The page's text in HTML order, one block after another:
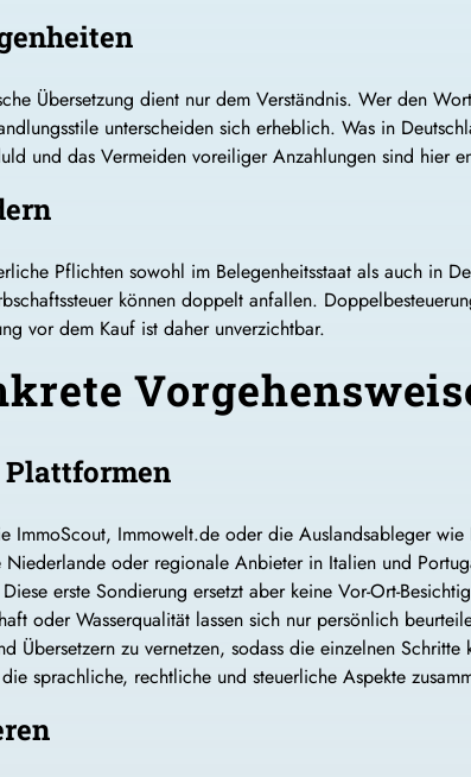
Übersetzung dient nur dem Verständnis. Wer den
unterscheiden sich erheblich. Was in
und das Vermeiden voreiliger Anzahlungen sind hier
Pflichten sowohl im Belegenheitsstaat als auch in
können doppelt anfallen.
vor dem Kauf ist daher unverzichtbar.
ImmoScout, Immowelt.de oder die Auslandsableger
oder regionale Anbieter in Italien und
erste Sondierung ersetzt aber keine Vor-Ort-
oder Wasserqualität lassen sich nur persönlich
Übersetzern zu vernetzen, sodass die einzelnen
sprachliche, rechtliche und steuerliche Aspekte